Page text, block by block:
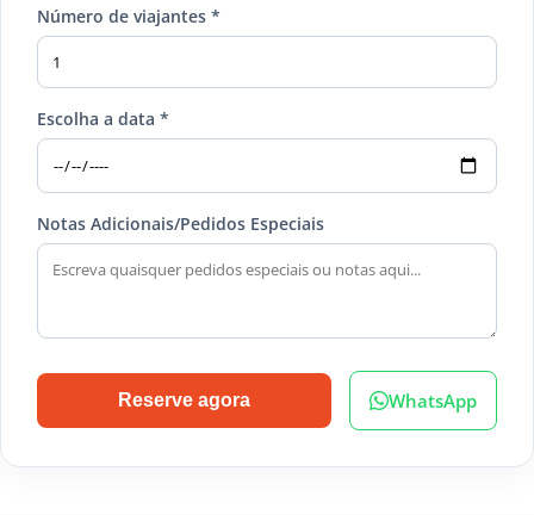
Número de viajantes *
Escolha a data *
Notas Adicionais/Pedidos Especiais
Reserve agora WhatsApp